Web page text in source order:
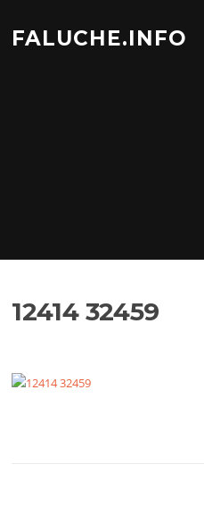
contenu
FALUCHE.INFO
12414 32459